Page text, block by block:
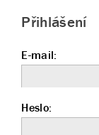
Přihlášení
E-mail:
Heslo: